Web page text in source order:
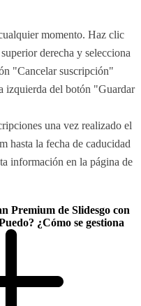
momento. Haz clic
derecha y selecciona
"Cancelar suscripción"
izquierda del botón "Guardar
una vez realizado el
hasta la fecha de caducidad
información en la página de
Premium de Slidesgo con
¿Cómo se gestiona